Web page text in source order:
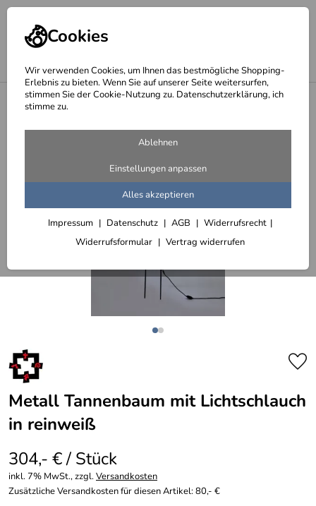
Cookies
Wir verwenden Cookies, um Ihnen das bestmögliche Shopping-
Erlebnis zu bieten. Wenn Sie auf unserer Seite weitersurfen,
stimmen Sie der Cookie-Nutzung zu. Datenschutzerklärung, ich
stimme zu.
Ablehnen
Einstellungen anpassen
Alles akzeptieren
Impressum Datenschutz AGB
Widerrufsrecht
Widerrufsformular
Vertrag widerrufen
Tannenbäume aus Rundeisen und Lichtschlauch
Metall Tannenbaum mit Lichtschlauch
in reinweiß
304,- € / Stück
inkl. 7% MwSt., zzgl.Versandkosten
Zusätzliche Versandkosten für diesen Artikel: 80,- €